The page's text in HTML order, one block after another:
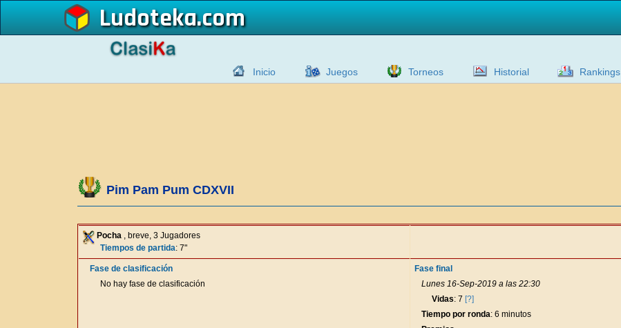
Ludoteka
Inicio Juegos Torneos Historial Rankings
Pim Pam Pum CDXVII
Pocha , breve, 3 Jugadores
Tiempos de partida: 7"
Fase de clasificación
No hay fase de clasificación
Fase final
Lunes 16-Sep-2019 a las 22:30
Vidas: 7 [?]
Tiempo por ronda: 6 minutos